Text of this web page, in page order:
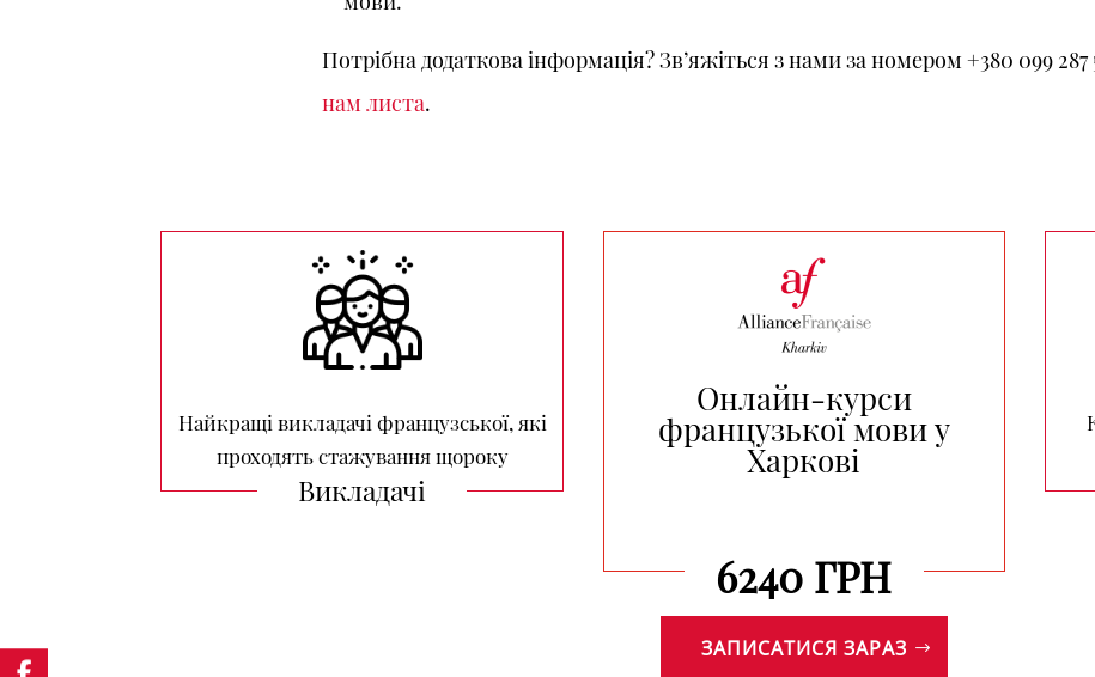
Потрібна додаткова інформація? Зв’яжіться з нами за номером +380 099 287
нам листа.
Найкращі викладачі французської, які
проходять стажування щороку
Викладачі
Онлайн-курси
французької мови у
Харкові
6240 ГРН
ЗАПИСАТИСЯ ЗАРАЗ